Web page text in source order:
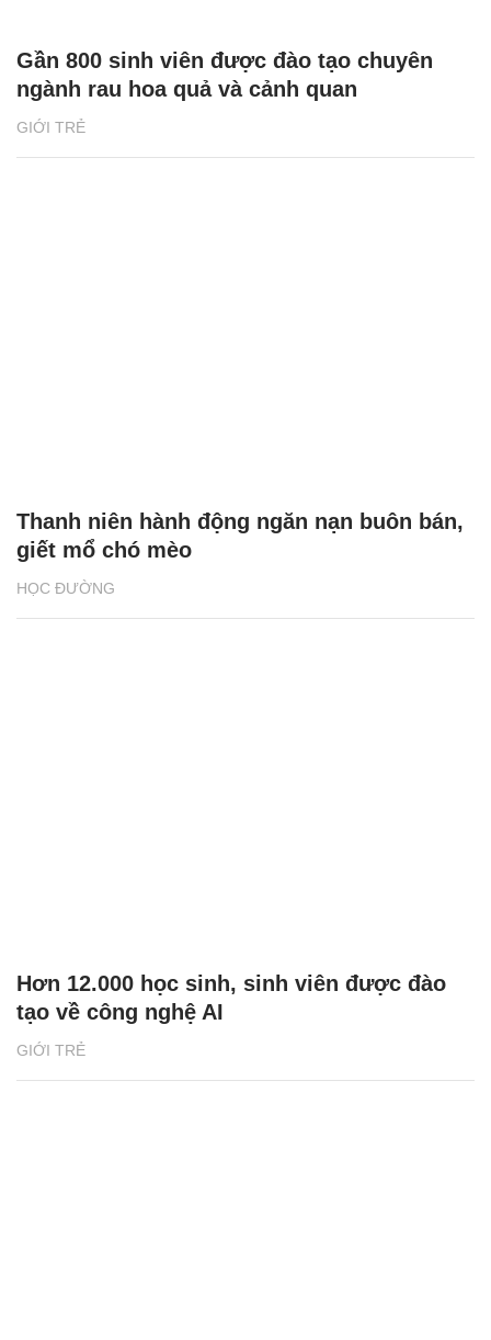
GIỚI TRẺ
Gần 800 sinh viên được đào tạo chuyên
ngành rau hoa quả và cảnh quan
HỌC ĐƯỜNG
Thanh niên hành động ngăn nạn buôn bán,
giết mổ chó mèo
GIỚI TRẺ
Hơn 12.000 học sinh, sinh viên được đào
tạo về công nghệ AI